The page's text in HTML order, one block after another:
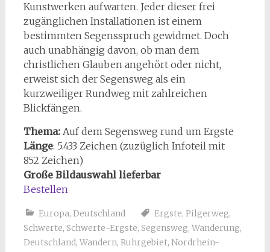
Kunstwerken aufwarten. Jeder dieser frei
zugänglichen Installationen ist einem
bestimmten Segensspruch gewidmet. Doch
auch unabhängig davon, ob man dem
christlichen Glauben angehört oder nicht,
erweist sich der Segensweg als ein
kurzweiliger Rundweg mit zahlreichen
Blickfängen.
Thema:Auf dem Segensweg rund um Ergste
Länge: 5.433 Zeichen (zuzüglich Infoteil mit
852 Zeichen)
Große Bildauswahl lieferbar
Bestellen
Europa, Deutschland Ergste, Pilgerweg,
Schwerte, Schwerte-Ergste, Segensweg, Wanderung,
Deutschland, Wandern, Ruhrgebiet, Nordrhein-